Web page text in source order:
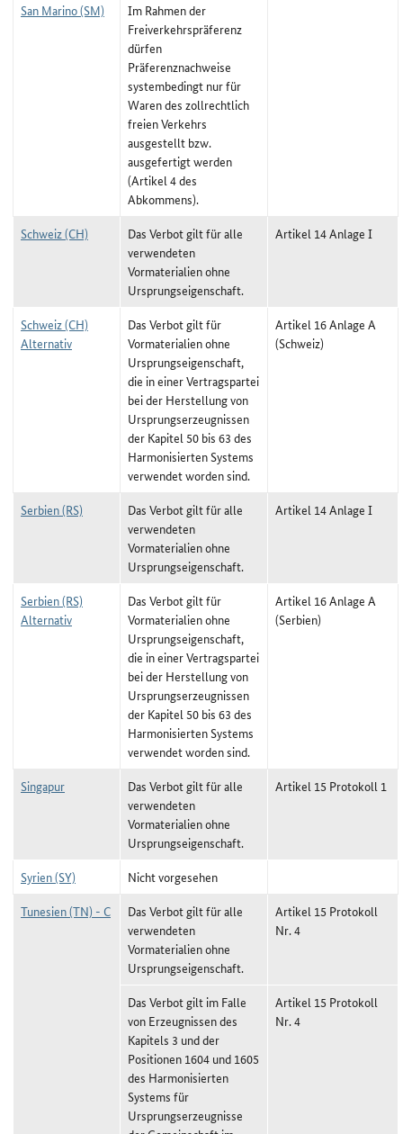
San Marino (SM)
Im Rahmen der
Freiverkehrspräferenz
dürfen
Präferenznachweise
systembedingt nur für
Waren des zollrechtlich
freien Verkehrs
ausgestellt bzw.
ausgefertigt werden
(Artikel 4 des
Abkommens).
Schweiz (CH)
Das Verbot gilt für alle
verwendeten
Vormaterialien ohne
Ursprungseigenschaft.
Artikel 14 Anlage I
Schweiz (CH)
Alternativ
Das Verbot gilt für
Vormaterialien ohne
Ursprungseigenschaft,
die in einer Vertragspartei
bei der Herstellung von
Ursprungserzeugnissen
der Kapitel 50 bis 63 des
Harmonisierten Systems
verwendet worden sind.
Artikel 16 Anlage A
(Schweiz)
Serbien (RS)
Das Verbot gilt für alle
verwendeten
Vormaterialien ohne
Ursprungseigenschaft.
Artikel 14 Anlage I
Serbien (RS)
Alternativ
Das Verbot gilt für
Vormaterialien ohne
Ursprungseigenschaft,
die in einer Vertragspartei
bei der Herstellung von
Ursprungserzeugnissen
der Kapitel 50 bis 63 des
Harmonisierten Systems
verwendet worden sind.
Artikel 16 Anlage A
(Serbien)
Singapur
Das Verbot gilt für alle
verwendeten
Vormaterialien ohne
Ursprungseigenschaft.
Artikel 15 Protokoll 1
Syrien (SY)
Nicht vorgesehen
Tunesien (TN) - C
Das Verbot gilt für alle
verwendeten
Vormaterialien ohne
Ursprungseigenschaft.
Artikel 15 Protokoll
Nr. 4
Das Verbot gilt im Falle
von Erzeugnissen des
Kapitels 3 und der
Positionen 1604 und 1605
des Harmonisierten
Systems für
Ursprungserzeugnisse
Artikel 15 Protokoll
Nr. 4